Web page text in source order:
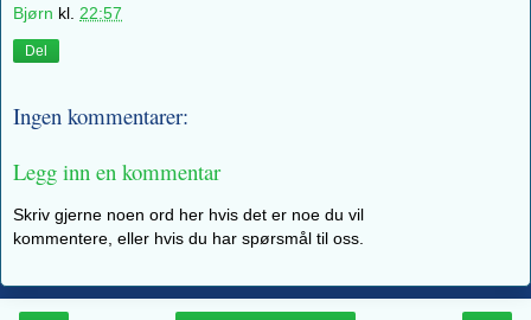
Bjørn kl. 22:57
Del
Ingen kommentarer:
Legg inn en kommentar
Skriv gjerne noen ord her hvis det er noe du vil
kommentere, eller hvis du har spørsmål til oss.